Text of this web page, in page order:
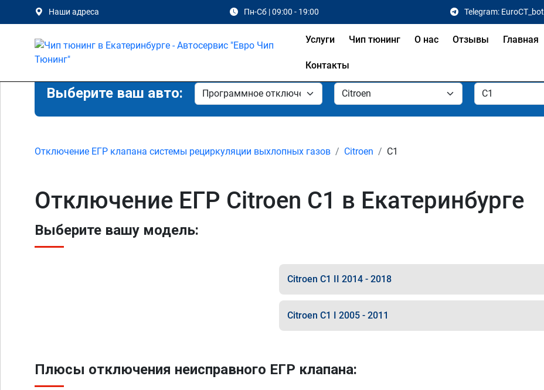
Наши адреса Пн-Сб | 09:00 - 19:00 Telegram: EuroCT_bot
Услуги Чип тюнинг О нас Отзывы Главная
Контакты
Выберите ваш авто:
Отключение ЕГР клапана системы рециркуляции выхлопных газов Citroen C1
Отключение ЕГР Citroen C1 в Екатеринбурге
Выберите вашу модель:
Citroen C1 II 2014 - 2018
Citroen C1 I 2005 - 2011
Плюсы отключения неисправного ЕГР клапана: